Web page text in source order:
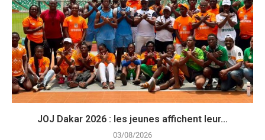
JOJ Dakar 2026 : les jeunes affichent leur...
03/08/2026